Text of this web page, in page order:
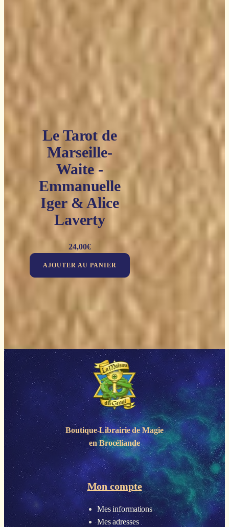
Le Tarot de
Marseille-
Waite -
Emmanuelle
Iger & Alice
Laverty
24,00€
AJOUTER AU PANIER
Boutique-Librairie deMagie
en Brocéliande
Mon compte
Mes informations
Mes adresses